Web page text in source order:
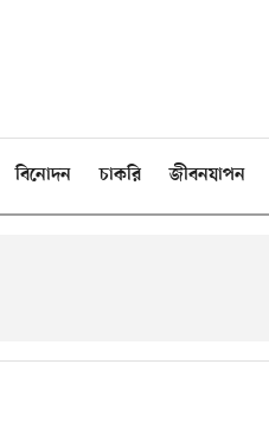
বিনোদন চাকরি জীবনযাপন